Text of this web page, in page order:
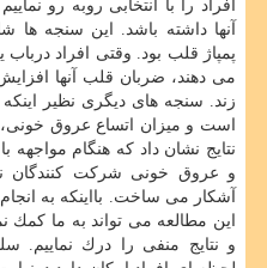
افراد را با انتخابی روبه رو
آنها داشته باشد. این سنجه
پمپاژ قلب بود. وقتی افراد
می دهند، ضربان قلب آنها
زند. سنجه های دیگری نظیر
است و میزان اتساع عروق
نتایج نشان داد كه هنگام مواجهه
و عروق خونی شركت كنندگان
آشكار می ساخت. بااینكه به
این مطالعه می تواند به ما كمك
و نتایج منفی را درك نماییم.